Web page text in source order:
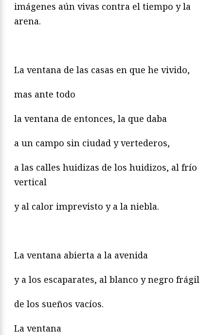
imágenes aún vivas contra el tiempo y la
arena.
La ventana de las casas en que he vivido,
mas ante todo
la ventana de entonces, la que daba
a un campo sin ciudad y vertederos,
a las calles huidizas de los huidizos, al frío
vertical
y al calor imprevisto y a la niebla.
La ventana abierta a la avenida
y a los escaparates, al blanco y negro frágil
de los sueños vacíos.
La ventana